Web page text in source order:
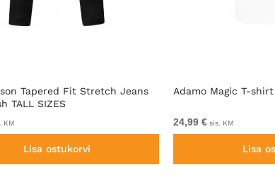
Tapered Fit Stretch Jeans
TALL SIZES
KM
Lisa ostukorvi
Adamo Magic T-
24,99 € sis. KM
Lisa